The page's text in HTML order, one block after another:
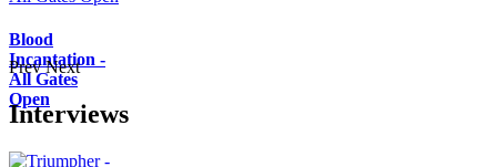
Blood
Incantation -
All Gates
Open
Prev Next
Interviews